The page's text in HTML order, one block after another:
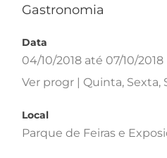
Gastronomia
Data
04/10/2018 até 07/10/2018
Ver progr | Quinta, Sexta,
Local
Parque de Feiras e